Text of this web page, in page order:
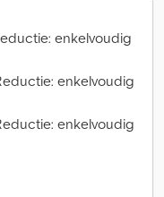
enkelvoudig
enkelvoudig
enkelvoudig